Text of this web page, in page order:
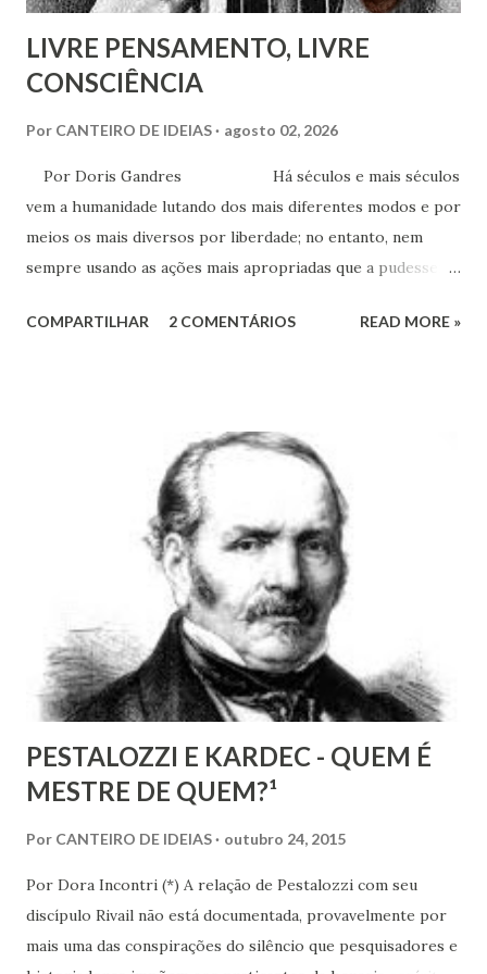
LIVRE PENSAMENTO, LIVRE
CONSCIÊNCIA
Por CANTEIRO DE IDEIAS agosto 02, 2026
Por Doris Gandres Há séculos e mais séculos
vem a humanidade lutando dos mais diferentes modos e por
meios os mais diversos por liberdade; no entanto, nem
sempre usando as ações mais apropriadas que a pudessem
aspecto material, terreno... Mesmo civilizações,
onde vige pressão, opressão, cerceamento, coação e
censura. E não podemos falar apenas do ponto de vista
geral, social, de cidadania, de direitos humanos etc, mas
também de segmentos religiosos e, nesse campo,
lamentavelmente, o meio/movimento espírita não está
excluído, o que me parece profundamente contraditório
quando se tem algum conhecim...
COMPARTILHAR 2 COMENTÁRIOS READ MORE »
PESTALOZZI E KARDEC - QUEM É
MESTRE DE QUEM?¹
Por CANTEIRO DE IDEIAS outubro 24, 2015
Por Dora Incontri (*) A relação de Pestalozzi com seu
discípulo Rivail não está documentada, provavelmente por
mais uma das conspirações do silêncio que pesquisadores e